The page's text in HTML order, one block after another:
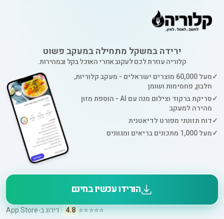
ירידה במשקל מתחילה במעקב פשוט
קלוריה עוזרת לכם לעקוב אחרי האוכל בקל ובמהירות.
✓
מעל 60,000 מוצרים ישראלים - מעקב קלוריות,
חלבון, פחמימות ושומן
✓
סריקת ברקוד וצילום מנה עם AI - הוספת מזון
מהירה למעקב
✓דוח תזונתי מפורט לדיאטנית
✓מעל 1,000 מתכונים בריאים ומגוונים
הורידו עכשיו בחינם
⭐⭐⭐⭐⭐
4.8 · דירוג ב-App Store